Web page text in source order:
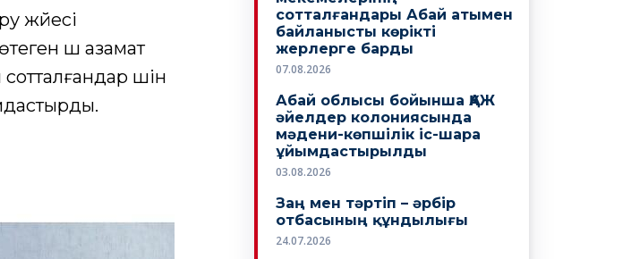
жүйесі
үш азамат
үшін
сотталғандары Абай атымен
байланысты көрікті
жерлерге барды
07.08.2026
Абай облысы бойынша ҚАЖ
әйелдер колониясында
мәдени-көпшілік іс-шара
ұйымдастырылды
03.08.2026
Заң мен тәртіп – әрбір
отбасының құндылығы
24.07.2026